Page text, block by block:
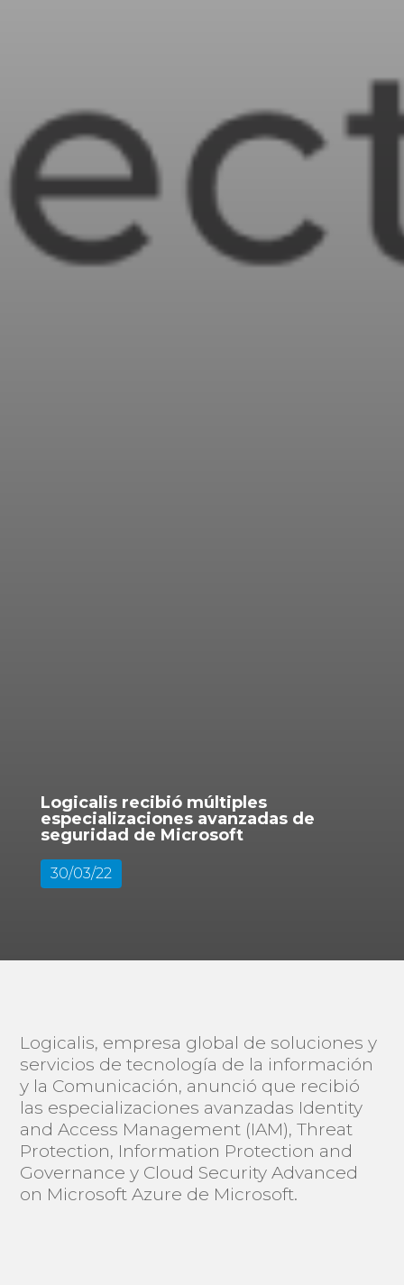
Logicalis recibió múltiples
especializaciones avanzadas de
seguridad de Microsoft
30/03/22
Logicalis, empresa global de soluciones y
servicios de tecnología de la información
y la Comunicación, anunció que recibió
las especializaciones avanzadas Identity
and Access Management (IAM), Threat
Protection, Information Protection and
Governance y Cloud Security Advanced
on Microsoft Azure de Microsoft.